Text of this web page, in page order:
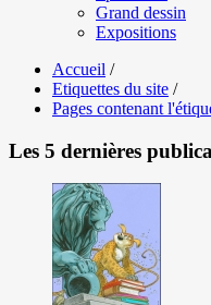
Grand dessin
Expositions
Accueil /
Etiquettes du site /
Pages contenant
Les 5 dernières